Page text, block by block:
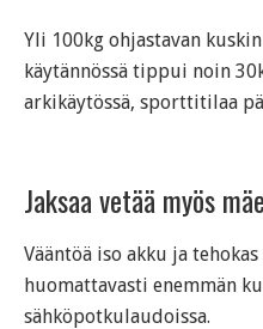
Yli 100kg ohjastavan
käytännössä tippui noin
arkikäytössä, sporttitilaa
Jaksaa vetää myös
Vääntöä iso akku ja
huomattavasti enemmän
sähköpotkulaudoissa.